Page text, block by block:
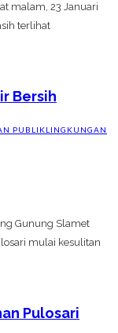
malam, 23 Januari
terlihat
Bersih
PUBLIKLINGKUNGAN
Gunung Slamet
mulai kesulitan
Pulosari